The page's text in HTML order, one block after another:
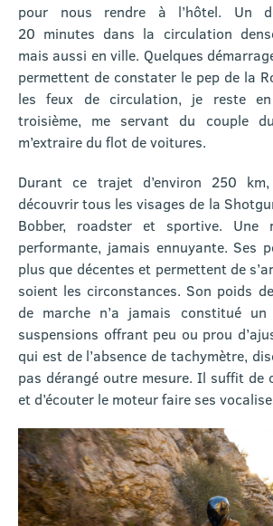
pour nous rendre à l’hôtel. Un
20 minutes dans la circulation
mais aussi en ville. Quelques
permettent de constater le pep de la
les feux de circulation, je reste
troisième, me servant du couple
m’extraire du flot de voitures.
Durant ce trajet d’environ 250
découvrir tous les visages de la
Bobber, roadster et sportive. Une
performante, jamais ennuyante. Ses
plus que décentes et permettent de
soient les circonstances. Son poids
de marche n’a jamais constitué
suspensions offrant peu ou prou
qui est de l’absence de tachymètre,
pas dérangé outre mesure. Il suffit de
et d’écouter le moteur faire ses